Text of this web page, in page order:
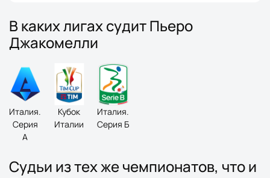
В каких лигах судит Пьеро
Джакомелли
Италия.
Серия
A
Кубок
Италии
Италия.
Серия Б
Судьи из тех же чемпионатов, что и